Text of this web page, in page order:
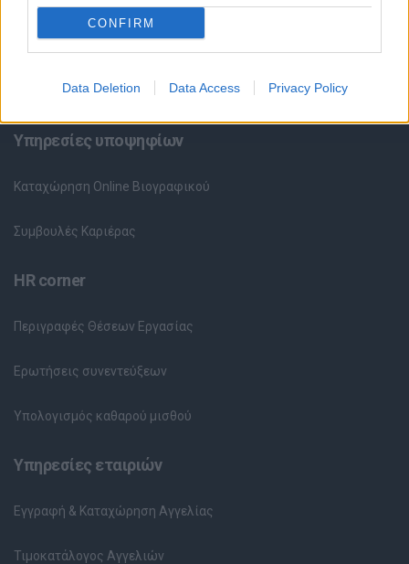
CONFIRM
Data Deletion Data Access Privacy Policy
Κέντρο Βοήθειας
Υπηρεσίες υποψηφίων
Καταχώρηση Online Βιογραφικού
Συμβουλές Καριέρας
HR corner
Περιγραφές Θέσεων Εργασίας
Ερωτήσεις συνεντεύξεων
Υπολογισμός καθαρού μισθού
Υπηρεσίες εταιριών
Εγγραφή & Καταχώρηση Αγγελίας
Τιμοκατάλογος Αγγελιών